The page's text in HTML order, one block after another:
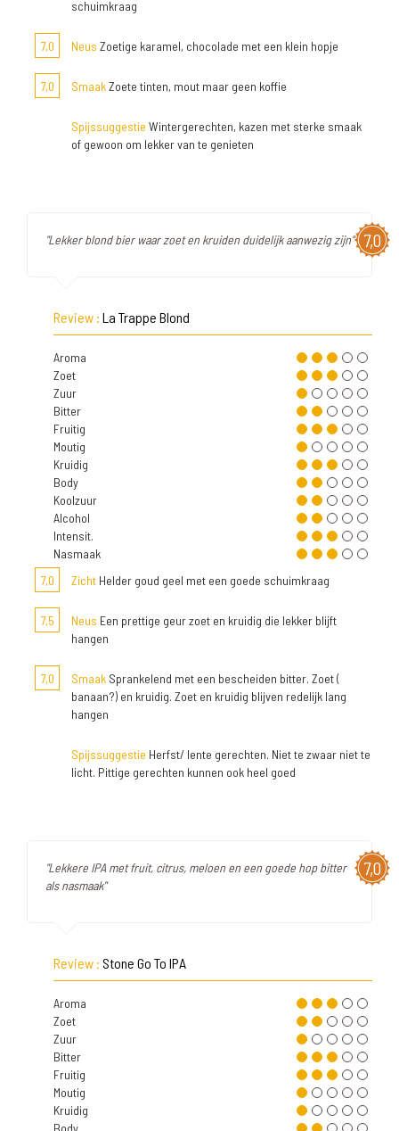
schuimkraag
7,0 Neus Zoetige karamel, chocolade met een klein hopje
7,0 SmaakZoete tinten, mout maar geen koffie
Spijssuggestie Wintergerechten, kazen met sterke smaak
of gewoon om lekker van te genieten
7,0
"Lekker blond bier waar zoet en kruiden duidelijk aanwezig zijn"
Review : La Trappe Blond
Aroma
Zoet
Zuur
Bitter
Fruitig
Moutig
Kruidig
Body
Koolzuur
Alcohol
Intensit.
Nasmaak
7,0
Zicht Helder goud geel met een goede schuimkraag
7,5 Neus Een prettige geur zoet en kruidig die lekker blijft
hangen
7,0 Smaak Sprankelend met een bescheiden bitter. Zoet (
banaan?) en kruidig. Zoet en kruidig blijven redelijk lang
hangen
Spijssuggestie Herfst/ lente gerechten. Niet te zwaar niet te
licht. Pittige gerechten kunnen ook heel goed
7,0
"Lekkere IPA met fruit, citrus, meloen en een goede hop bitter
als nasmaak"
Review : Stone Go To IPA
Aroma
Zoet
Zuur
Bitter
Fruitig
Moutig
Kruidig
Body